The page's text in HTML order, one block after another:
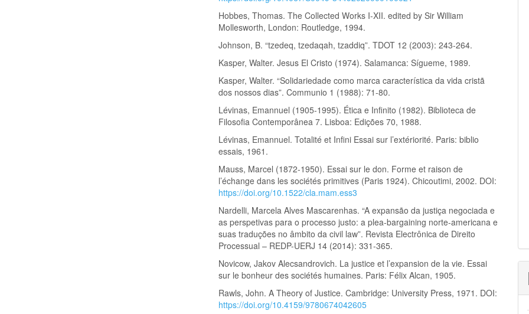
Hobbes, Thomas. The Collected Works I-XII. edited by Sir William
Mollesworth, London: Routledge, 1994.
Johnson, B. “tzedeq, tzedaqah, tzaddiq”. TDOT 12 (2003): 243-264.
Kasper, Walter. Jesus El Cristo (1974). Salamanca: Sígueme, 1989.
Kasper, Walter. “Solidariedade como marca característica da vida cristã
dos nossos dias”. Communio 1 (1988): 71-80.
Lévinas, Emannuel (1905-1995). Ética e Infinito (1982). Biblioteca de
Filosofia Contemporânea 7. Lisboa: Edições 70, 1988.
Lévinas, Emannuel. Totalité et Infini Essai sur l’extériorité. Paris: biblio
essais, 1961.
Mauss, Marcel (1872-1950). Essai sur le don. Forme et raison de
l’échange dans les sociétés primitives (Paris 1924). Chicoutimi, 2002. DOI:
https://doi.org/10.1522/cla.mam.ess3
Nardelli, Marcela Alves Mascarenhas. “A expansão da justiça negociada e
as perspetivas para o processo justo: a plea-bargaining norte-americana e
suas traduções no âmbito da civil law”. Revista Electrônica de Direito
Processual – REDP-UERJ 14 (2014): 331-365.
Novicow, Jakov Alecsandrovich. La justice et l’expansion de la vie. Essai
sur le bonheur des sociétés humaines. Paris: Félix Alcan, 1905.
Rawls, John. A Theory of Justice. Cambridge: University Press, 1971. DOI:
https://doi.org/10.4159/9780674042605